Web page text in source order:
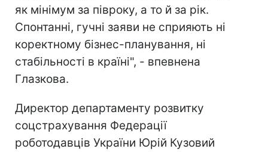
як мінімум за півроку, а то й за рік.
Спонтанні, гучні заяви не сприяють ні
коректному бізнес-планування, ні
стабільності в країні", - впевнена
Глазкова.
Директор департаменту розвитку
соцстрахування Федерації
роботодавців України Юрій Кузовий